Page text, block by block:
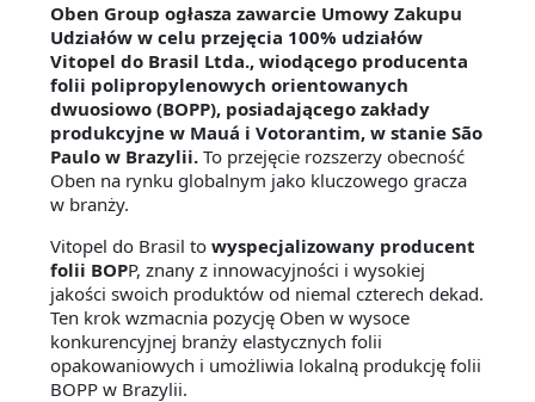
Oben Group ogłasza zawarcie Umowy Zakupu
Udziałów w celu przejęcia 100% udziałów
Vitopel do Brasil Ltda., wiodącego producenta
folii polipropylenowych orientowanych
dwuosiowo (BOPP), posiadającego zakłady
produkcyjne w Mauá i Votorantim, w stanie São
Paulo w Brazylii. To przejęcie rozszerzy obecność
Oben na rynku globalnym jako kluczowego gracza
w branży.
Vitopel do Brasil towyspecjalizowany producent
folii BOPP, znany z innowacyjności i wysokiej
jakości swoich produktów od niemal czterech dekad.
Ten krok wzmacnia pozycję Oben w wysoce
konkurencyjnej branży elastycznych folii
opakowaniowych i umożliwia lokalną produkcję folii
BOPP w Brazylii.